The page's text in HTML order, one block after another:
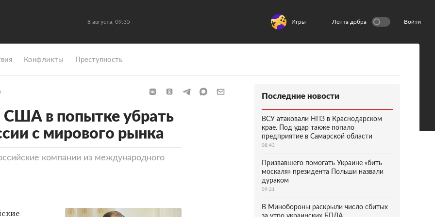
8 августа, 09:35 Игры Лента добра Войти
Конфликты Преступность
США в попытке убрать
с мирового рынка
компании из международного
Последние новости
ВСУ атаковали НПЗ в Краснодарском
крае. Под удар также попало
предприятие в Самарской области
08:43
Призвавшего помогать Украине «бить
москаля» президента Польши назвали
дураком
09:21
В Минобороны раскрыли число сбитых